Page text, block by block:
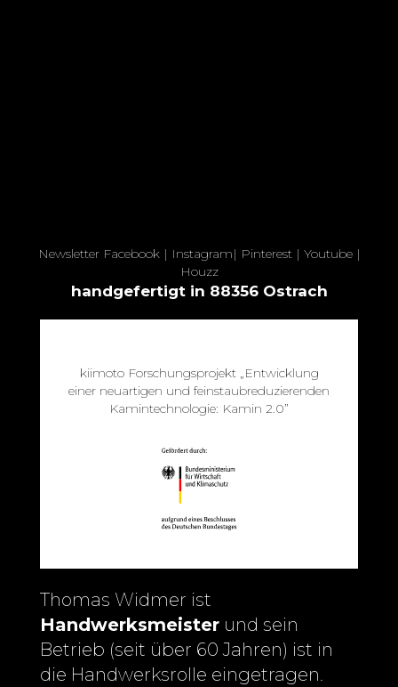
Newsletter Facebook| Instagram| Pinterest| Youtube|
Houzz
handgefertigt in 88356 Ostrach
kiimoto Forschungsprojekt „Entwicklung
einer neuartigen und feinstaubreduzierenden
Kamintechnologie: Kamin 2.0”
Thomas Widmer ist
Handwerksmeister und sein
Betrieb (seit über 60 Jahren) ist in
die Handwerksrolle eingetragen.